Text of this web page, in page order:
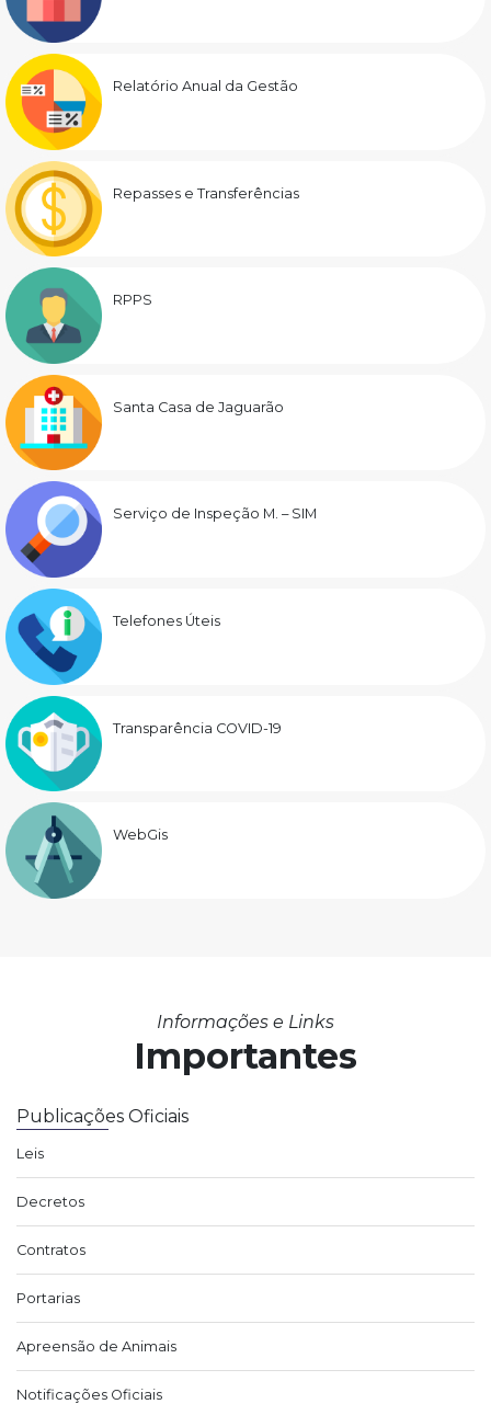
Relatório Anual da Gestão
Repasses e Transferências
RPPS
Santa Casa de Jaguarão
Serviço de Inspeção M. – SIM
Telefones Úteis
Transparência COVID-19
WebGis
Informações e Links
Importantes
Publicações Oficiais
Leis
Decretos
Contratos
Portarias
Apreensão de Animais
Notificações Oficiais